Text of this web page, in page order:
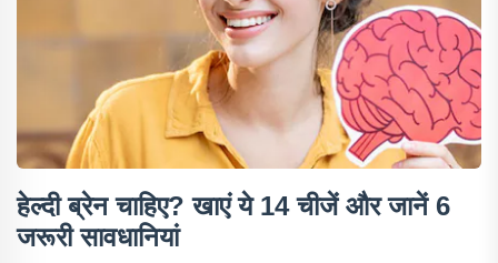
हेल्दी ब्रेन चाहिए? खाएं ये 14 चीजें और जानें 6
जरूरी सावधानियां